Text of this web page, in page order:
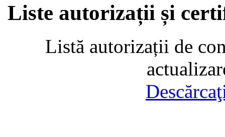
Liste autorizații și
Listă autorizații de